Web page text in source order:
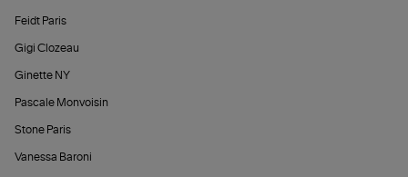
Feidt Paris
Gigi Clozeau
Ginette NY
Pascale Monvoisin
Stone Paris
Vanessa Baroni